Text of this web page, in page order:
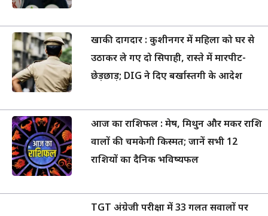
खाकी दागदार : कुशीनगर में महिला को घर से
उठाकर ले गए दो सिपाही, रास्ते में मारपीट-
छेड़छाड़; DIG ने दिए बर्खास्तगी के आदेश
आज का राशिफल : मेष, मिथुन और मकर राशि
वालों की चमकेगी किस्मत; जानें सभी 12
राशियों का दैनिक भविष्यफल
TGT अंग्रेजी परीक्षा में 33 गलत सवालों पर